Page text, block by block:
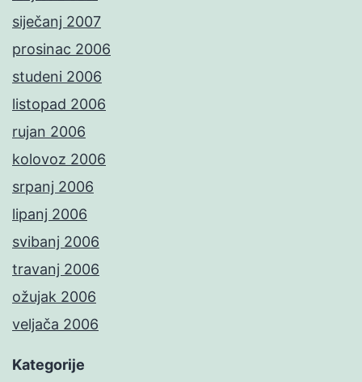
siječanj 2007
prosinac 2006
studeni 2006
listopad 2006
rujan 2006
kolovoz 2006
srpanj 2006
lipanj 2006
svibanj 2006
travanj 2006
ožujak 2006
veljača 2006
Kategorije